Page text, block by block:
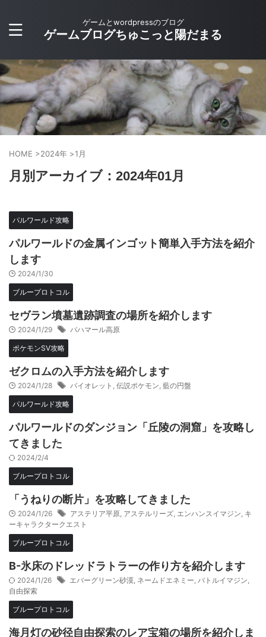
ゲームとwordpressのブログ
ゲームブログちゅこっと陽だまる
HOME >2024年 >1月
月別アーカイブ：2024年01月
パルワールド攻略
パルワールドの金属インゴット簡単入手方法を紹介
します
2024/1/30
ブループロトコル
セヴラン墳墓遺跡調査の場所を紹介します
2024/1/29 バハマール高原
ポケモンSV攻略
ゼクロムの入手方法を紹介します
2024/1/28 バイオレット 伝説ポケモン 藍の円盤
パルワールド攻略
パルワールドのダンジョン「丘陵の洞窟」を攻略し
てきました
2024/2/4
ブループロトコル
「うねりの断片」を攻略してきました
2024/1/26 アステリア平原 アステルリーズ エンハンスイマジン キ
ーキャラクタークエスト
ブループロトコル
B-氷床のドレッドラトラーの作り方を紹介します
2024/1/26 エバーグリーン砂漠 ネームドエネミー バトルイマジン
自由探索
ブループロトコル
海月灯の砂径自由探索のレア宝箱の場所を紹介しま